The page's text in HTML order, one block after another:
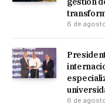
6 de
6 de